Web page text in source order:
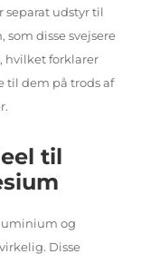
separat udstyr til
disse svejsere
hvilket forklarer
til dem på trods af
til
og
Disse